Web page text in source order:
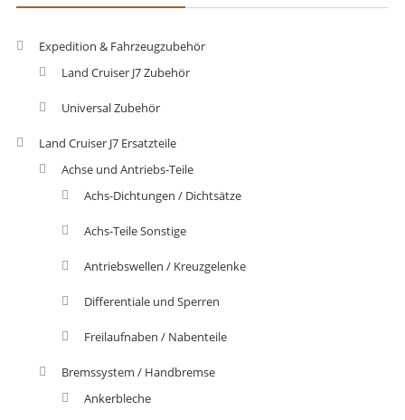
Expedition & Fahrzeugzubehör
Land Cruiser J7 Zubehör
Universal Zubehör
Land Cruiser J7 Ersatzteile
Achse und Antriebs-Teile
Achs-Dichtungen / Dichtsätze
Achs-Teile Sonstige
Antriebswellen / Kreuzgelenke
Differentiale und Sperren
Freilaufnaben / Nabenteile
Bremssystem / Handbremse
Ankerbleche